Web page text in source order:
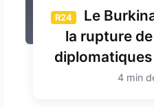
R24
Le
la rupture
4 min